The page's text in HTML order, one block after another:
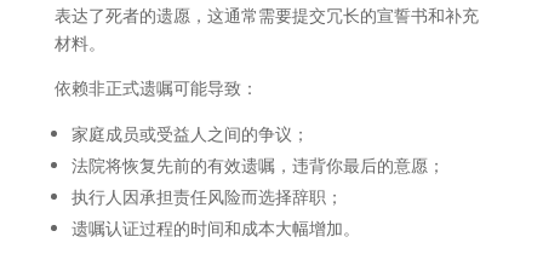
表达了死者的遗愿，这通常需要提交冗长的宣誓书和补充
材料。
依赖非正式遗嘱可能导致：
家庭成员或受益人之间的争议；
法院将恢复先前的有效遗嘱，违背你最后的意愿；
执行人因承担责任风险而选择辞职；
遗嘱认证过程的时间和成本大幅增加。